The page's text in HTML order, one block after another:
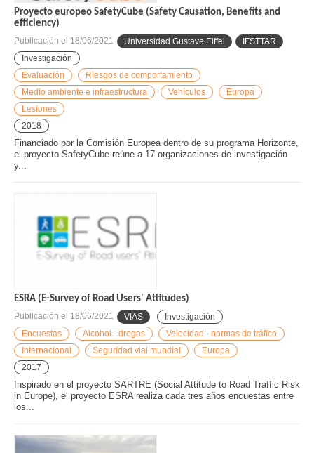
Proyecto europeo SafetyCube (Safety Causation, Benefits and
efficiency)
Publicación el 18/06/2021 Universidad Gustave Eiffel
IFSTTAR
Investigación
Evaluación
Riesgos de comportamiento
Medio ambiente e infraestructura
Vehículos
Europa
Lesiones
2018
Financiado por la Comisión Europea dentro de su programa Horizonte,
el proyecto SafetyCube reúne a 17 organizaciones de investigación
y...
ESRA (E-Survey of Road Users' Attitudes)
Publicación el 18/06/2021 VIAS
Investigación
Encuestas
Alcohol - drogas
Velocidad - normas de tráfico
Internacional
Seguridad vial mundial
Europa
2017
Inspirado en el proyecto SARTRE (Social Attitude to Road Traffic Risk
in Europe), el proyecto ESRA realiza cada tres años encuestas entre
los...